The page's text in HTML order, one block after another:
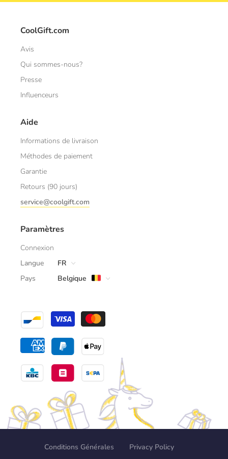
CoolGift.com
Avis
Qui sommes-nous?
Presse
Influenceurs
Aide
Informations de livraison
Méthodes de paiement
Garantie
Retours (90 jours)
service@coolgift.com
Paramètres
Connexion
Langue
FR
Pays
Belgique
Conditions Générales Privacy Policy